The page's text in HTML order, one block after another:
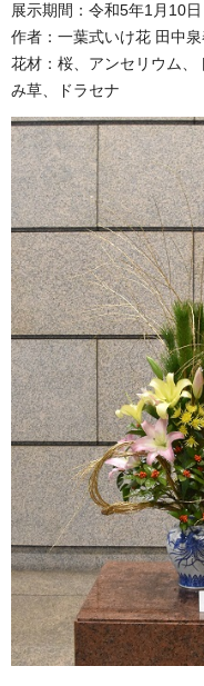
展示期間：令和5年1月10
作者：一葉式いけ花 田中
花材：桜、アンセリウム、
み草、ドラセナ